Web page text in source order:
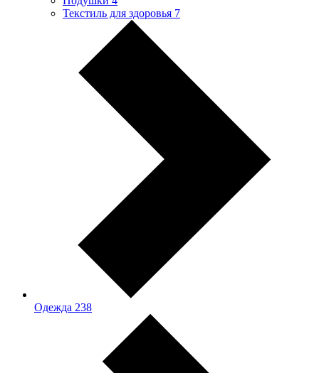
Текстиль для здоровья 7
Одежда 238